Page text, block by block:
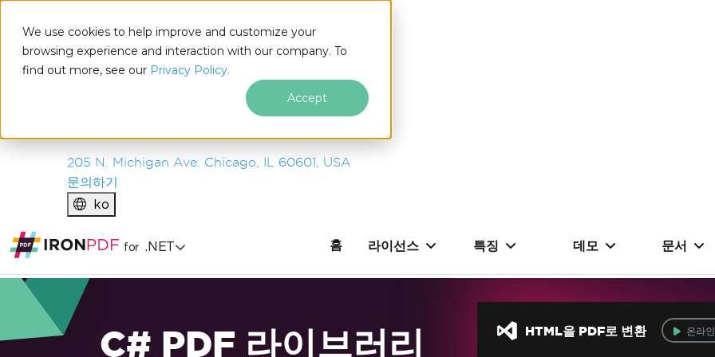
We use cookies to help improve and customize your
browsing experience and interaction with our company. To
find out more, see our Privacy Policy.
Accept
IRONSOFTWARE
제품
기업
205 N. Michigan Ave. Chicago, IL 60601, USA
문의하기
ko
for .NET 홈 라이선스 특징 데모 문서
C# PDF 라이브러리 HTML을 PDF로 변환 온라